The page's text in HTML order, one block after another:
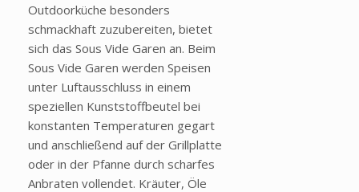
Outdoorküche besonders
schmackhaft zuzubereiten, bietet
sich das Sous Vide Garen an. Beim
Sous Vide Garen werden Speisen
unter Luftausschluss in einem
speziellen Kunststoffbeutel bei
konstanten Temperaturen gegart
und anschließend auf der Grillplatte
oder in der Pfanne durch scharfes
Anbraten vollendet. Kräuter, Öle